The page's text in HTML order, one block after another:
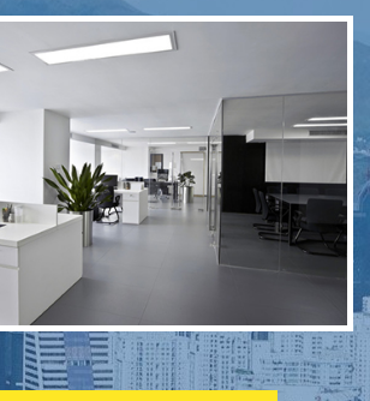
图书馆RFID电子标签管理系统